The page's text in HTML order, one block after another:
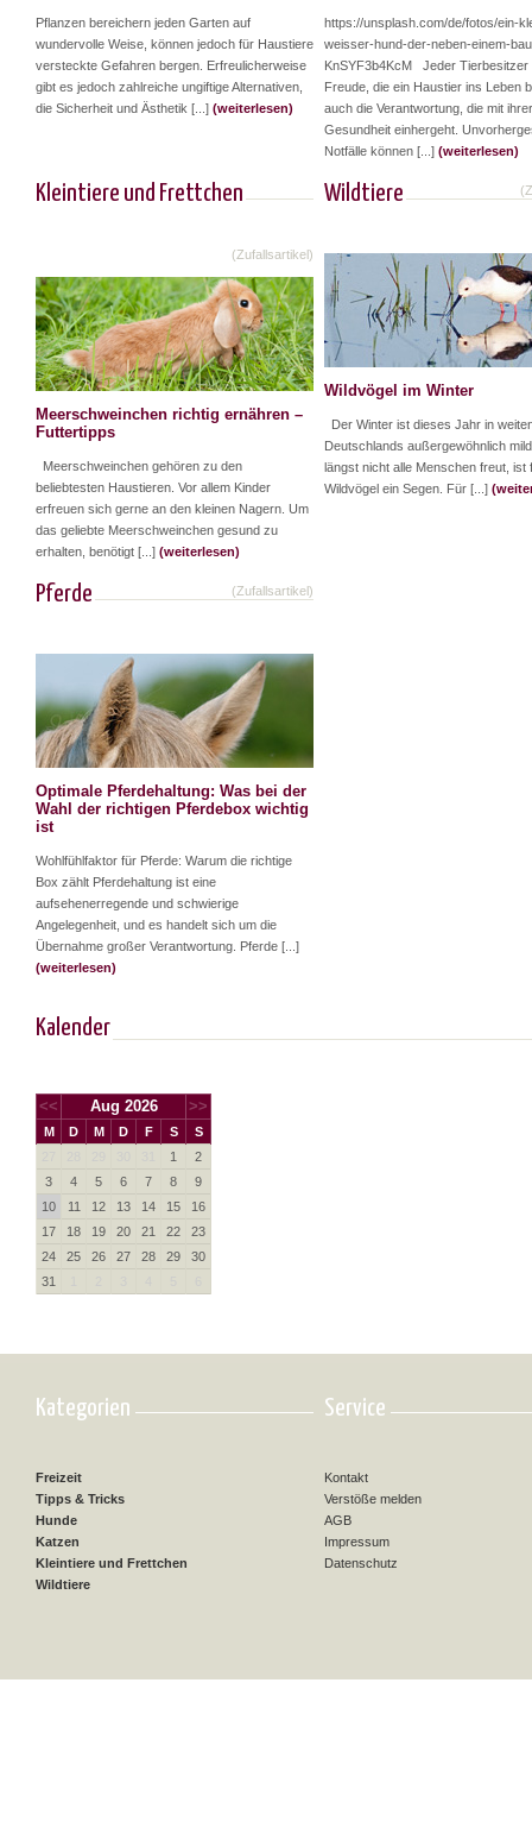
Pflanzen bereichern jeden Garten auf
wundervolle Weise, können jedoch für Haustiere
versteckte Gefahren bergen. Erfreulicherweise
gibt es jedoch zahlreiche ungiftige Alternativen,
die Sicherheit und Ästhetik [...] (weiterlesen)
https://unsplash.com/de/fotos/ein-
weisser-hund-der-neben-einem-
KnSYF3b4KcM Jeder Tierbesitzer
Freude, die ein Haustier ins Leben
auch die Verantwortung, die mit ihrer
Gesundheit einhergeht.
Notfälle können [...] (weiterlesen)
Kleintiere und Frettchen
(Zufallsartikel)
Meerschweinchen richtig ernähren –
Futtertipps
Meerschweinchen gehören zu den
beliebtesten Haustieren. Vor allem Kinder
erfreuen sich gerne an den kleinen Nagern. Um
das geliebte Meerschweinchen gesund zu
erhalten, benötigt [...] (weiterlesen)
Wildtiere
Wildvögel im Winter
Der Winter ist dieses Jahr in
Deutschlands außergewöhnlich
längst nicht alle Menschen freut, ist
Wildvögel ein Segen. Für [...]
Pferde (Zufallsartikel)
Optimale Pferdehaltung: Was bei der
Wahl der richtigen Pferdebox wichtig
ist
Wohlfühlfaktor für Pferde: Warum die richtige
Box zählt Pferdehaltung ist eine
aufsehenerregende und schwierige
Angelegenheit, und es handelt sich um die
Übernahme großer Verantwortung. Pferde [...]
(weiterlesen)
Kalender
<< Aug 2026 >>
M D M D F S
S
1
2
3
4 5 6 7 8
9
10
11 12 13 14 15
16
17
18 19 20 21 22
23
24
25 26 27 28 29
30
31
Kategorien
Freizeit
Tipps & Tricks
Hunde
Katzen
Kleintiere und Frettchen
Wildtiere
Service
Kontakt
Verstöße melden
AGB
Impressum
Datenschutz